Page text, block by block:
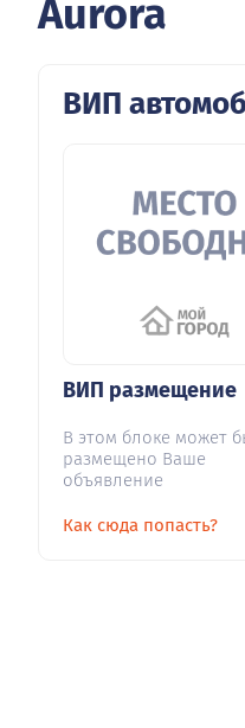
Aurora
ВИП
ВИП размещение
В этом блоке может
размещено Ваше
объявление
Как сюда попасть?